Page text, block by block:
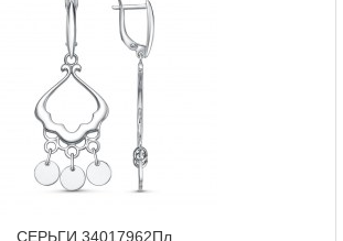
СЕРЬГИ 34017962Пл